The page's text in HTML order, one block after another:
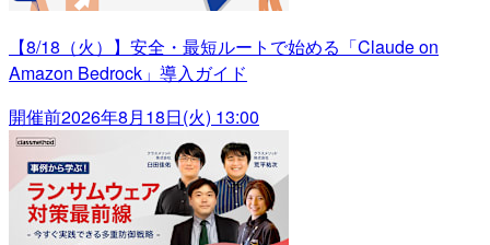
【8/18（火）】安全・最短ルートで始める「Claude on
Amazon Bedrock」導入ガイド
開催前2026年8月18日(火) 13:00